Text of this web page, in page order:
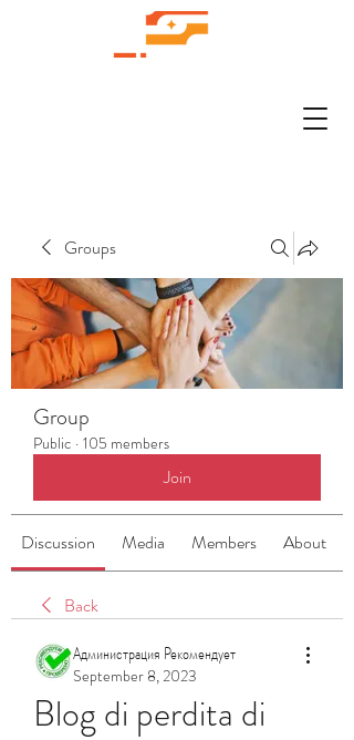
Groups
Group
Public · 105 members
Join
Discussion Media Members About
Back
Администрация Рекомендует
September 8, 2023
Blog di perdita di